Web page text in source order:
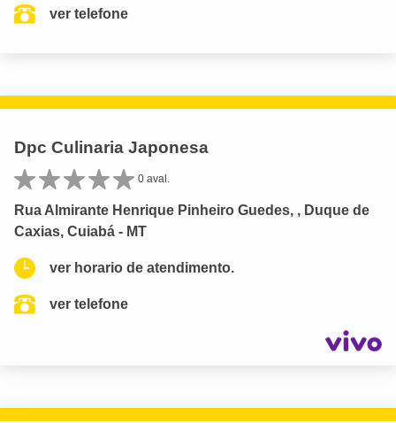
ver telefone
Dpc Culinaria Japonesa
0 aval.
Rua Almirante Henrique Pinheiro Guedes, , Duque de
Caxias, Cuiabá - MT
ver horario de atendimento.
ver telefone